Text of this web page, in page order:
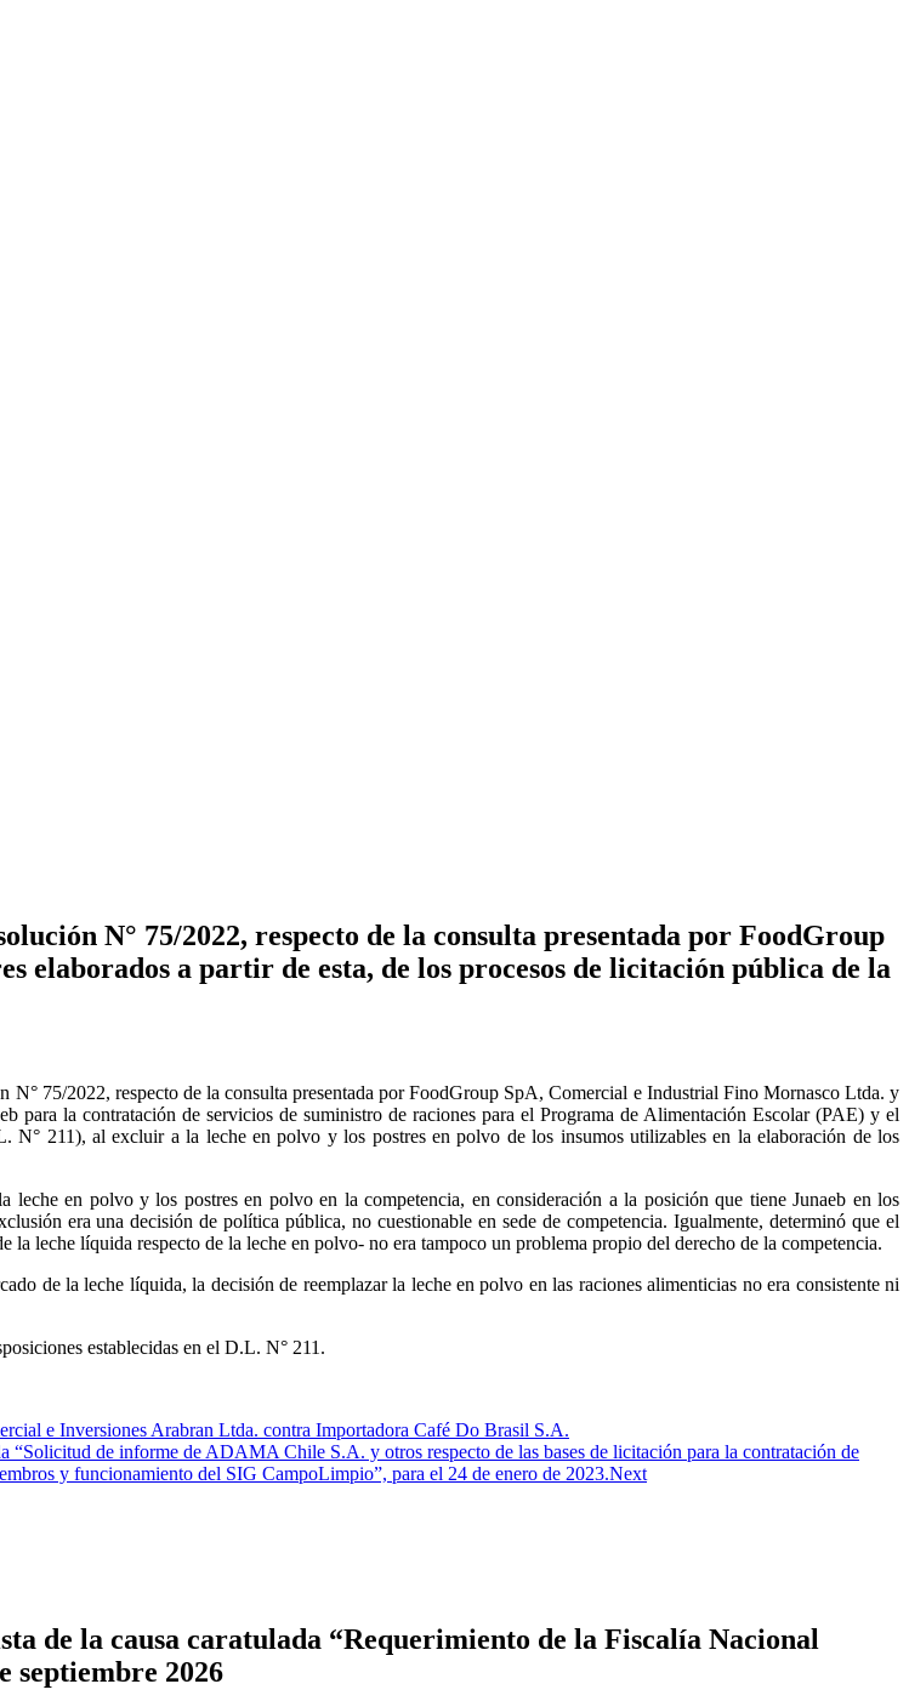
N° 75/2022, respecto de la consulta presentada por FoodGroup
elaborados a partir de esta, de los procesos de licitación pública de la
75/2022, respecto de la consulta presentada por FoodGroup SpA, Comercial e Industrial Fino Mornasco Ltda. y
la contratación de servicios de suministro de raciones para el Programa de Alimentación Escolar (PAE) y el
211), al excluir a la leche en polvo y los postres en polvo de los insumos utilizables en la elaboración de los
en polvo y los postres en polvo en la competencia, en consideración a la posición que tiene Junaeb en los
era una decisión de política pública, no cuestionable en sede de competencia. Igualmente, determinó que el
leche líquida respecto de la leche en polvo- no era tampoco un problema propio del derecho de la competencia.
de la leche líquida, la decisión de reemplazar la leche en polvo en las raciones alimenticias no era consistente ni
establecidas en el D.L. N° 211.
e Inversiones Arabran Ltda. contra Importadora Café Do Brasil S.A.
de informe de ADAMA Chile S.A. y otros respecto de las bases de licitación para la contratación de
y funcionamiento del SIG CampoLimpio”, para el 24 de enero de 2023.Next
de la causa caratulada “Requerimiento de la Fiscalía Nacional
septiembre 2026